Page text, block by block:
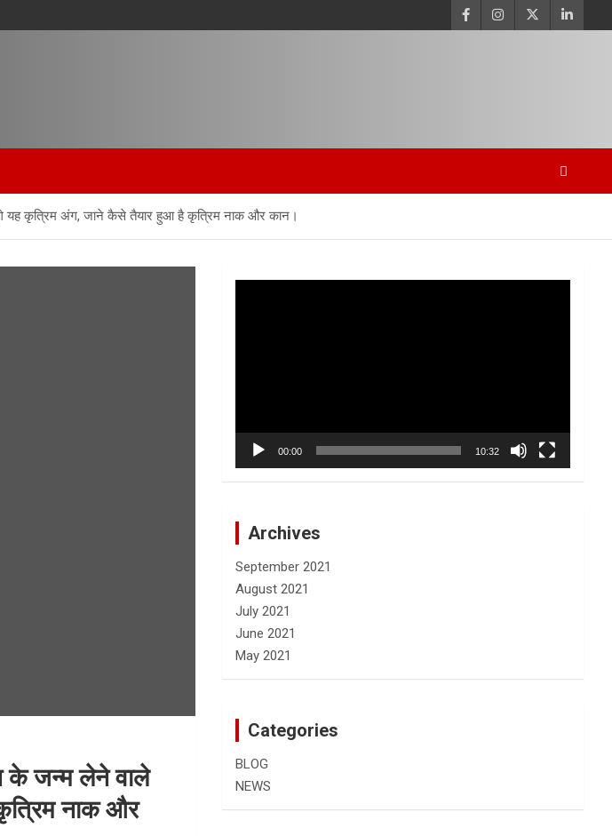
यह कृत्रिम अंग, जाने कैसे तैयार हुआ है कृत्रिम नाक और कान।
के जन्म लेने वाले
नाक और
00:00 10:32
Archives
September 2021
August 2021
July 2021
June 2021
May 2021
Categories
BLOG
NEWS